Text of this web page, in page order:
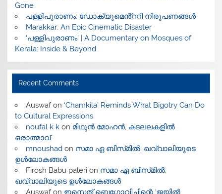
Gone
പള്ളിപുരാണം: ഡോക്യുമെൻ്ററി നിരൂപണങ്ങൾ
Marakkar: An Epic Cinematic Disaster
‘പള്ളിപുരാണം’ | A Documentary on Mosques of
Kerala: Inside & Beyond
Recent Comments
Auswafon ‘Chamkila’ Reminds What Bigotry Can Do
to Cultural Expressions
noufal k kon മിഥുൻ മോഹൻ, കടലലകളിൽ
ഒരാത്മാവ്
mnoushadon സമാ ഏ ബിസ്‌മിൽ: ഖവ്വാലിയുടെ
ഉൾലോകങ്ങൾ
Firosh Babu palerion സമാ ഏ ബിസ്‌മിൽ:
ഖവ്വാലിയുടെ ഉൾലോകങ്ങൾ
Auswafon ഇസെത് ബെഗോവിച്ചിന്റെ ‘ജയിൽ